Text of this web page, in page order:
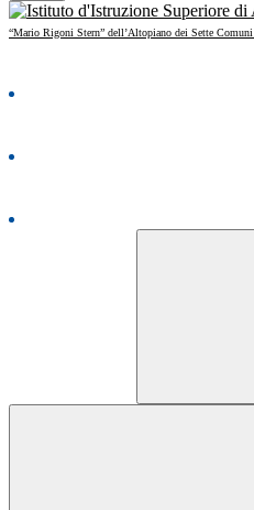
“Mario Rigoni Stern” dell’Altopiano dei Sette Comuni